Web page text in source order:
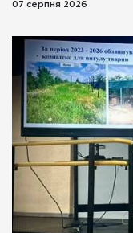
07 серпня 2026